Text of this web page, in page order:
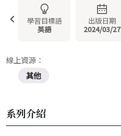
學習目標語
英語
出版日期
2024/03/27
線上資源：
其他
系列介紹